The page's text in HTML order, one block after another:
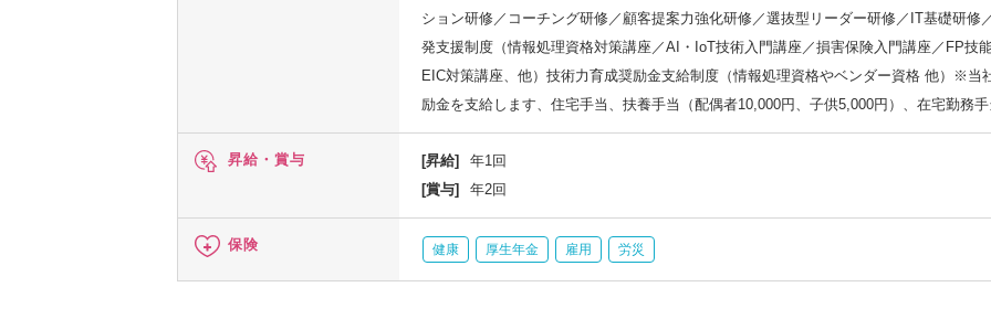
ション研修／コーチング研修／顧客提案力強化研修／選抜型リーダー研修／IT基礎研
発支援制度（情報処理資格対策講座／AI・IoT技術入門講座／損害保険入門講座／FP技
EIC対策講座、他）技術力育成奨励金支給制度（情報処理資格やベンダー資格 他）※当
励金を支給します、住宅手当、扶養手当（配偶者10,000円、子供5,000円）、在宅勤務
昇給・賞与 [昇給]
年1回
[賞与]
年2回
保険 健康 厚生年金 雇用 労災